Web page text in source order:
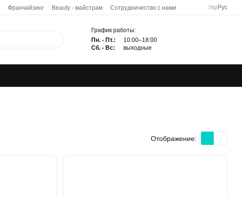
Франчайзинг Beauty - майстрам
Сотрудничество с нами
Укр Рус
График работы:
Пн. - Пт.:
10:00–18:00
Сб. - Вс:
выходные
Отображение: